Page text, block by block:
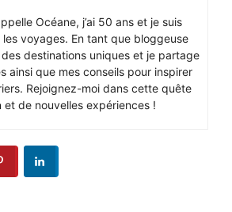
Océane, j’ai 50 ans et je suis
les voyages. En tant que bloggeuse
des destinations uniques et je partage
ainsi que mes conseils pour inspirer
Rejoignez-moi dans cette quête
et de nouvelles expériences !